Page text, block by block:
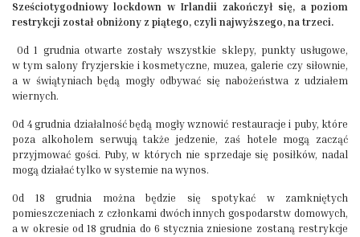
Sześciotygodniowy lockdown w Irlandii zakończył się, a poziom
restrykcji został obniżony z piątego, czyli najwyższego, na trzeci.
Od 1 grudnia otwarte zostały wszystkie sklepy, punkty usługowe,
w tym salony fryzjerskie i kosmetyczne, muzea, galerie czy siłownie,
a w świątyniach będą mogły odbywać się nabożeństwa z udziałem
wiernych.
Od 4 grudnia działalność będą mogły wznowić restauracje i puby, które
poza alkoholem serwują także jedzenie, zaś hotele mogą zacząć
przyjmować gości. Puby, w których nie sprzedaje się posiłków, nadal
mogą działać tylko w systemie na wynos.
Od 18 grudnia można będzie się spotykać w zamkniętych
pomieszczeniach z członkami dwóch innych gospodarstw domowych,
a w okresie od 18 grudnia do 6 stycznia zniesione zostaną restrykcje